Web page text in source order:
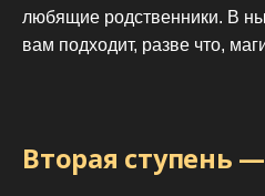
любящие родственники. В
вам подходит, разве что,
Вторая ступень —